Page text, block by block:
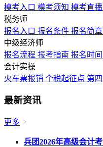
模考入口 模考须知 模考直播
税务师
报名入口 报名条件 报名简章
中级经济师
报名流程 报考指南 报名时间
会计实操
火车票报销 个税起征点 第
最新资讯
更多
兵团2026年高级会计